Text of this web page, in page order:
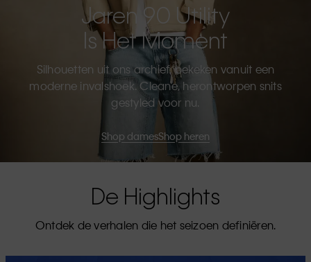
Jaren 90 Utility
Is Het Moment
Silhouetten uit ons archief, bekeken vanuit een
moderne invalshoek. Cleane, herontworpen snits
gestyled voor nu.
Shop damesShop heren
De Highlights
Ontdek de verhalen die het seizoen definiëren.